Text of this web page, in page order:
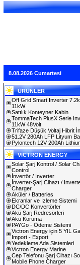
8.08.2026 Cumartesi
ÜRÜNLER
Off Grid Smart Inverter
11kW
Satılık Konteyner Kabin
TommaTech PlusX Serie
11kW 48Volt
Trifaze Düşük Voltaj Hibrit
51.2V 280Ah LFP Lityum
Pylontech 12V 200Ah
VICTRON ENERGY
Solar Şarj Kontrol / Solar
Control
İnvertör / Inverter
İnverter-Şarj Cihazı /
Charger
Aküler / Batteries
Ekranlar ve İzleme Sistemi
DC/DC Konvertörler
Akü Şarj Redresörleri
Akü Koruma
PAYGo - Ödeme Sistemi
Victron Energy için 5 YIL
Import - Export
Yedekleme Ada Sistemleri
Victron Energy Marine
Cep Telefonu Şarj Cihazı
Mobile Phone Charger